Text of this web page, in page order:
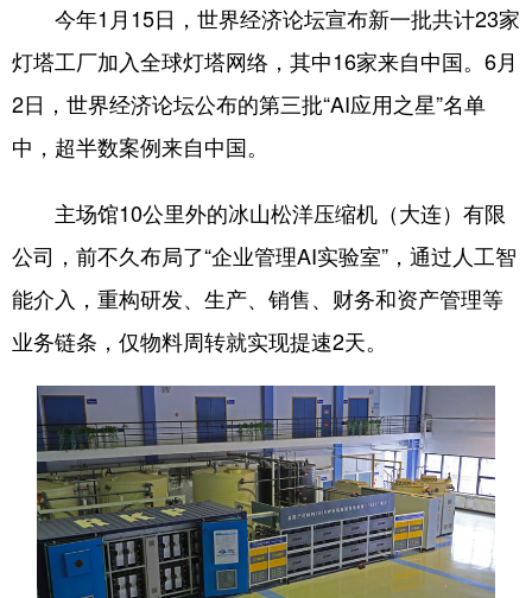
今年1月15日，世界经济论坛宣布新一批共计23家
灯塔工厂加入全球灯塔网络，其中16家来自中国。6月
2日，世界经济论坛公布的第三批“AI应用之星”名单
中，超半数案例来自中国。
主场馆10公里外的冰山松洋压缩机（大连）有限
公司，前不久布局了“企业管理AI实验室”，通过人工智
能介入，重构研发、生产、销售、财务和资产管理等
业务链条，仅物料周转就实现提速2天。